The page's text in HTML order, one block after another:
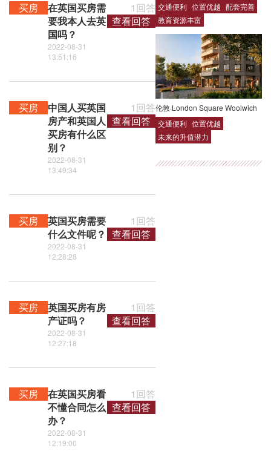
买房
在英国买房需
要我本人去英
国吗？
2022-08-31
13:51:16
1回答
查看回答
买房
中国人买英国
房产和英国人
买房有什么区
别？
2022-08-31
13:49:34
1回答
查看回答
买房
英国买房需要
什么文件呢？
2022-08-31
12:28:28
1回答
查看回答
买房
英国买房有房
产证吗？
2022-08-31
12:27:18
1回答
查看回答
买房
在英国买房看
不懂合同怎么
办？
2022-08-31
12:19:00
1回答
查看回答
交通便利 位置优越 配套完善
教育资源丰富
伦敦·London Square Woolwich
交通便利 位置优越
未来的升值潜力